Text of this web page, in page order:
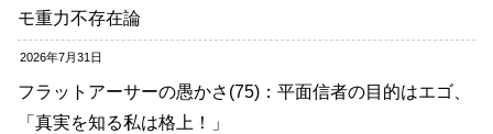
モ重力不存在論
2026年7月31日
フラットアーサーの愚かさ(75)：平面信者の目的はエゴ、
「真実を知る私は格上！」